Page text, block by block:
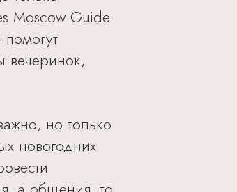
Moscow Guide
вечеринок,
но только
новогодних